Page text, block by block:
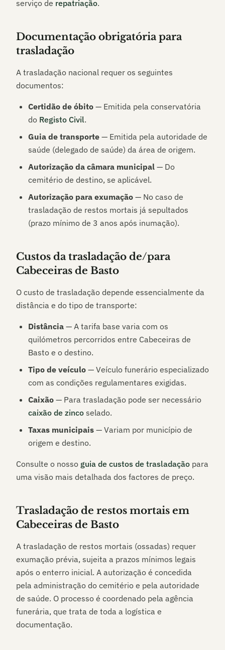
serviço de repatriação.
Documentação obrigatória para
trasladação
A trasladação nacional requer os seguintes
documentos:
Certidão de óbito — Emitida pela conservatória
do Registo Civil.
Guia de transporte — Emitida pela autoridade de
saúde (delegado de saúde) da área de origem.
Autorização da câmara municipal — Do
cemitério de destino, se aplicável.
Autorização para exumação — No caso de
trasladação de restos mortais já sepultados
(prazo mínimo de 3 anos após inumação).
Custos da trasladação de/para
Cabeceiras de Basto
O custo de trasladação depende essencialmente da
distância e do tipo de transporte:
Distância — A tarifa base varia com os
quilómetros percorridos entre Cabeceiras de
Basto e o destino.
Tipo de veículo — Veículo funerário especializado
com as condições regulamentares exigidas.
Caixão — Para trasladação pode ser necessário
caixão de zinco selado.
Taxas municipais — Variam por município de
origem e destino.
Consulte o nosso guia de custos de trasladação para
uma visão mais detalhada dos factores de preço.
Trasladação de restos mortais em
Cabeceiras de Basto
A trasladação de restos mortais (ossadas) requer
exumação prévia, sujeita a prazos mínimos legais
após o enterro inicial. A autorização é concedida
pela administração do cemitério e pela autoridade
de saúde. O processo é coordenado pela agência
funerária, que trata de toda a logística e
documentação.